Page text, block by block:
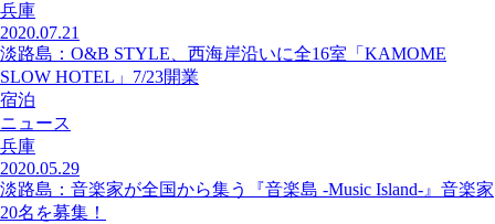
兵庫
2020.07.21
淡路島：O&B STYLE、西海岸沿いに全16室「KAMOME
SLOW HOTEL」7/23開業
宿泊
ニュース
兵庫
2020.05.29
淡路島：音楽家が全国から集う『音楽島 -Music Island-』音楽家
20名を募集！